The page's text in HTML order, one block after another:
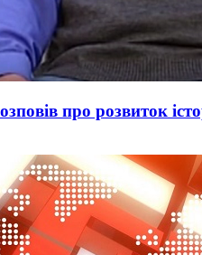
про розвиток